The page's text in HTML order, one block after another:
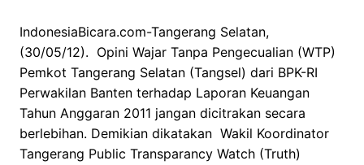
IndonesiaBicara.com-Tangerang Selatan,
(30/05/12). Opini Wajar Tanpa Pengecualian (WTP)
Pemkot Tangerang Selatan (Tangsel) dari BPK-RI
Perwakilan Banten terhadap Laporan Keuangan
Tahun Anggaran 2011 jangan dicitrakan secara
berlebihan. Demikian dikatakan Wakil Koordinator
Tangerang Public Transparancy Watch (Truth)